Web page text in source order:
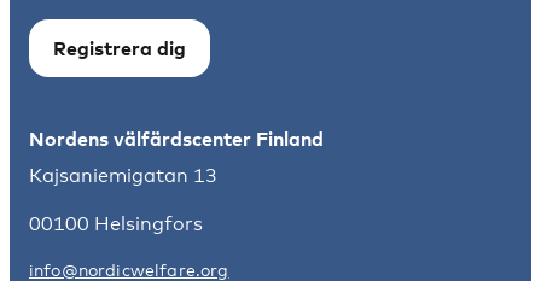
Registrera dig
Nordens välfärdscenter Finland
Kajsaniemigatan 13
00100 Helsingfors
info@nordicwelfare.org